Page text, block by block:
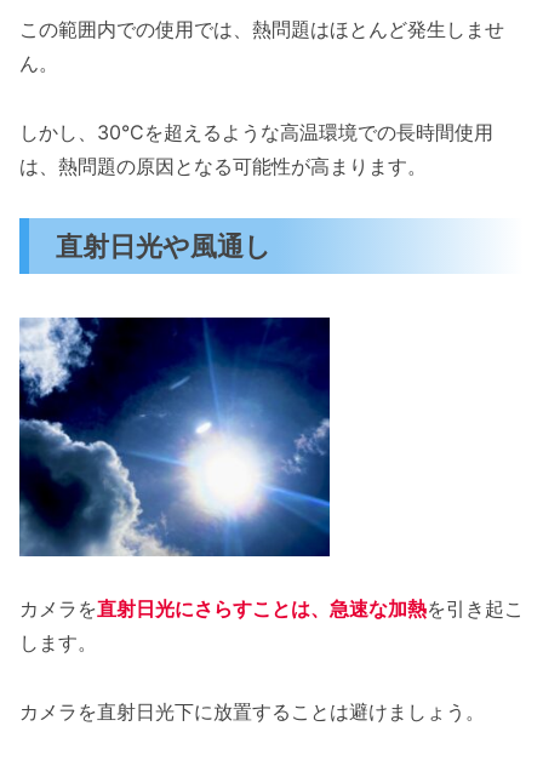
この範囲内での使用では、熱問題はほとんど発生しませ
ん。
しかし、30°Cを超えるような高温環境での長時間使用
は、熱問題の原因となる可能性が高まります。
直射日光や風通し
カメラを直射日光にさらすことは、急速な加熱を引き起こ
します。
カメラを直射日光下に放置することは避けましょう。